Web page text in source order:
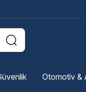
Otomotiv &